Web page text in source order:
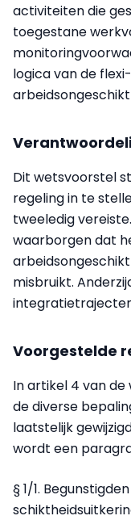
activiteiten die
toegestane
logica van de
Dit wetsvoorstel
regeling in te
tweeledig
waarborgen dat
misbruikt.
Voorgestelde
In artikel 4 van de
de diverse
laatstelijk
wordt een
§ 1/1.